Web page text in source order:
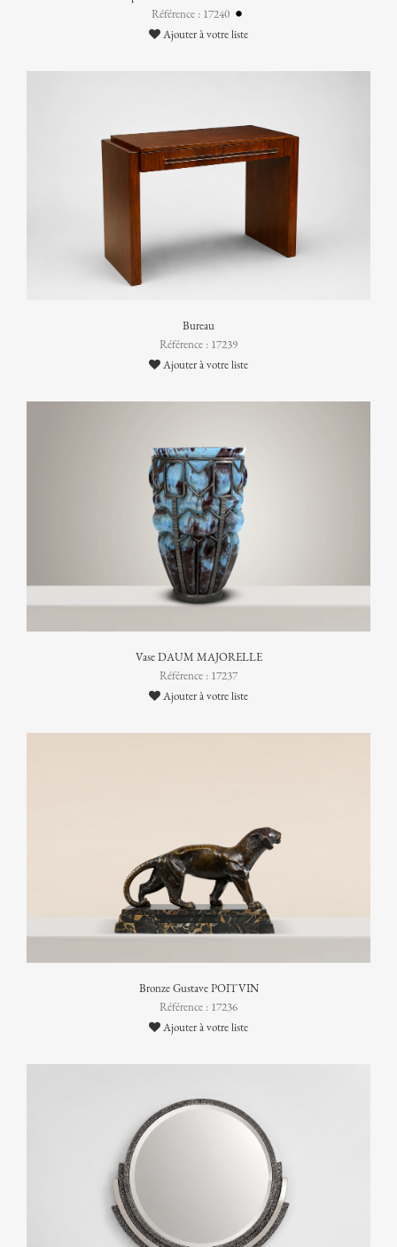
Référence : 17240
Ajouter à votre liste
Bureau
Référence : 17239
Ajouter à votre liste
Vase DAUM MAJORELLE
Référence : 17237
Ajouter à votre liste
Bronze Gustave POITVIN
Référence : 17236
Ajouter à votre liste